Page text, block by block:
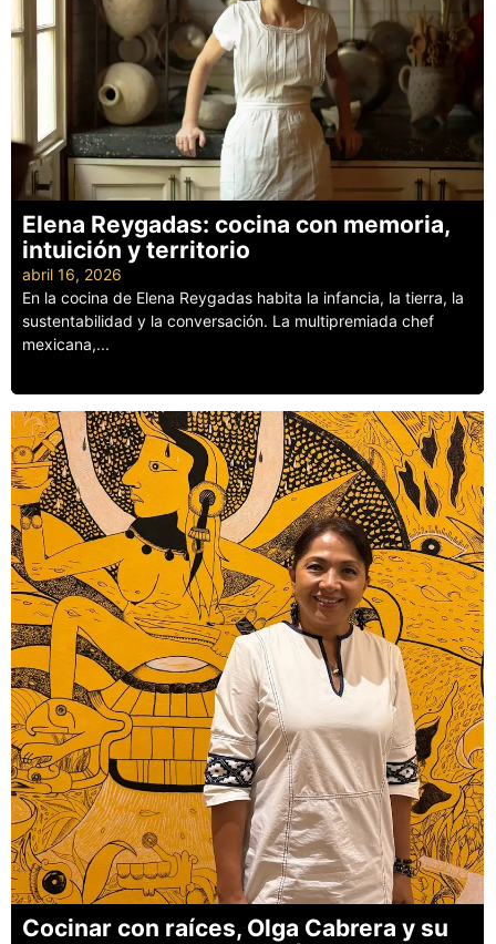
Elena Reygadas: cocina con memoria,
intuición y territorio
abril 16, 2026
En la cocina de Elena Reygadas habita la infancia, la tierra, la
sustentabilidad y la conversación. La multipremiada chef
mexicana,...
Cocinar con raíces, Olga Cabrera y su